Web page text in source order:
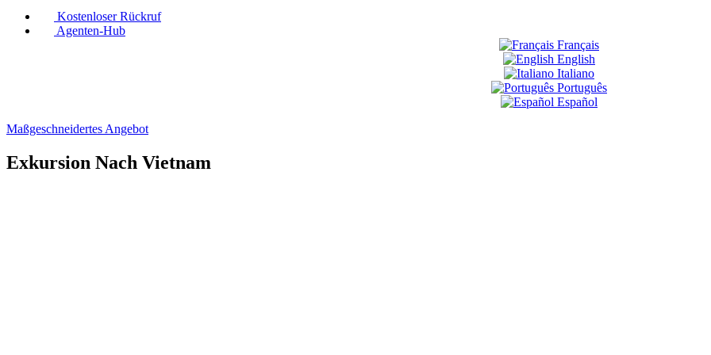
Kostenloser Rückruf
Agenten-Hub
Français
English
Italiano
Português
Español
Maßgeschneidertes Angebot
Exkursion Nach Vietnam